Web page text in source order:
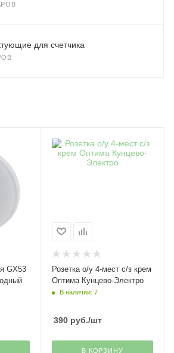
для счетчика
GX53
Розетка о/у 4-мест с/з крем
Оптима Кунцево-Электро
В наличии: 7
390руб./шт
В КОРЗИНУ